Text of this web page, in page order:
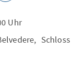
Uhr
Schloss